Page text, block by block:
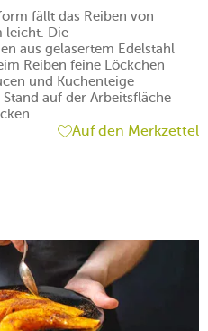
fällt das Reiben von
leicht. Die
aus gelasertem Edelstahl
Reiben feine Löckchen
und Kuchenteige
auf der Arbeitsfläche
Auf den Merkzettel